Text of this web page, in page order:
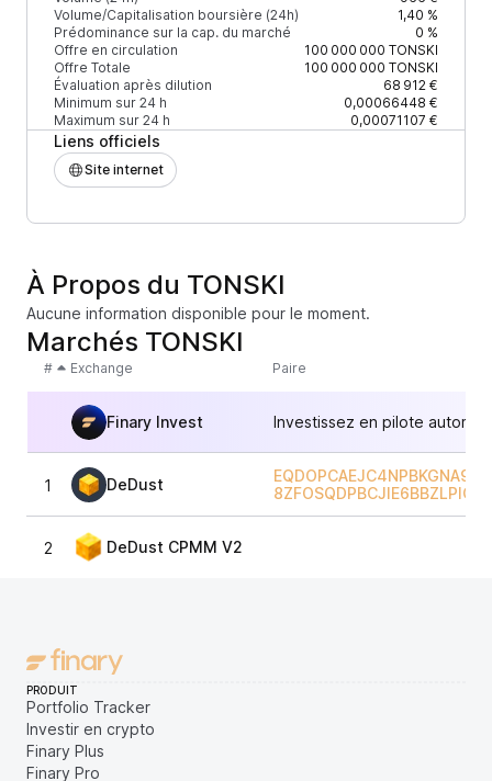
Volume/Capitalisation boursière (24h)
1,40 %
Prédominance sur la cap. du marché
0 %
Offre en circulation
100 000 000 TONSKI
Offre Totale
100 000 000 TONSKI
Évaluation après dilution
68 912 €
Minimum sur 24 h
0,00066448 €
Maximum sur 24 h
0,00071107 €
Liens officiels
Site internet
À Propos du TONSKI
Aucune information disponible pour le moment.
Marchés TONSKI
# Exchange Paire
Finary Invest Investissez en pilote
1 DeDust
EQDOPCAEJC4NPBKGNA9N-
2 DeDust CPMM V2
PRODUIT
Portfolio Tracker
Investir en crypto
Finary Plus
Finary Pro